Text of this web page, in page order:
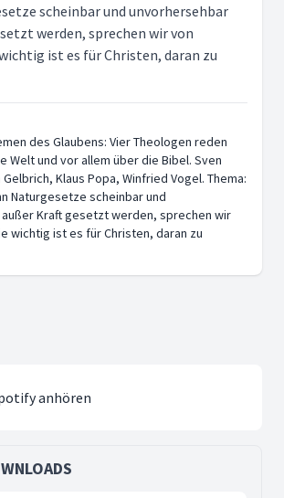
scheinbar und unvorhersehbar
werden, sprechen wir von
ist es für Christen, daran zu
des Glaubens: Vier Theologen reden
Welt und vor allem über die Bibel. Sven
Klaus Popa, Winfried Vogel. Thema:
Naturgesetze scheinbar und
Kraft gesetzt werden, sprechen wir
wichtig ist es für Christen, daran zu
anhören